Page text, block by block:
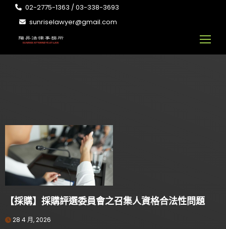
02-2775-1363 / 03-338-3693
sunriselawyer@gmail.com
【採購】採購評選委員會之召集人資格合法性問題
28 4 月, 2026